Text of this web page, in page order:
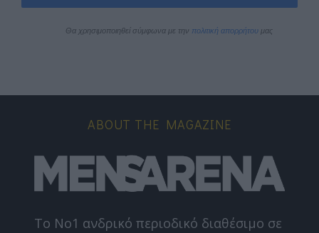
Θα χρησιμοποιηθεί σύμφωνα με την πολιτική απορρήτου μας
ABOUT THE MAGAZINE
Το Nο1 ανδρικό περιοδικό διαθέσιμο σε